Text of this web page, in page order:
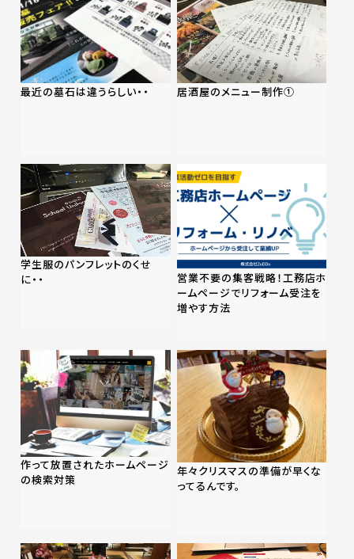
最近の墓石は違うらしい・・ 居酒屋のメニュー制作①
学生服のパンフレットのくせ
に・・
営業不要の集客戦略！工務店ホ
ームページでリフォーム受注を
増やす方法
作って放置されたホームページ
の検索対策
年々クリスマスの準備が早くな
ってるんです。